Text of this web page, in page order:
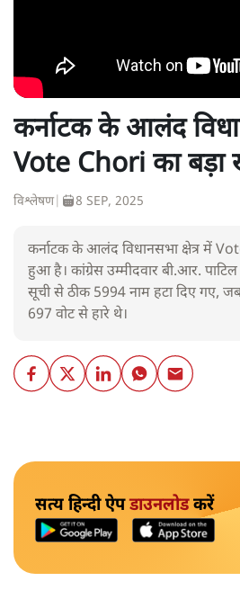
कर्नाटक के आलंद
Vote Chori का
विश्लेषण| 8 SEP, 2025
कर्नाटक के आलंद विधानसभा क्षेत्र में
हुआ है। कांग्रेस उम्मीदवार बी.आर.
सूची से ठीक 5994 नाम हटा दिए गए,
697 वोट से हारे थे।
सत्य हिन्दी ऐपडाउनलोडकरें